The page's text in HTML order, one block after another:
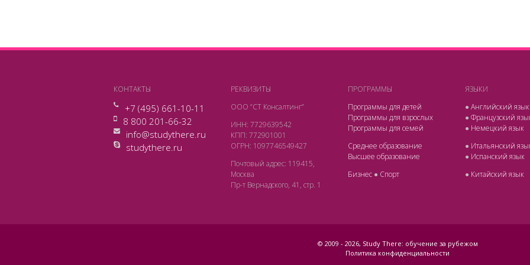
КОНТАКТЫ
+7 (495) 661-10-11
8 800 201-66-32
info@studythere.ru
studythere.ru
РЕКВИЗИТЫ
ООО “СТ Консалтинг”
ИНН: 7729639542
КПП: 772901001
ОГРН: 1097746549427
Почтовый адрес: 119415,
Москва
Пр-т Вернадского, 41, стр. 1
ПРОГРАММЫ
Программы для детей
Программы для взрослых
Программы для семей
Среднее образование
Высшее образование
Бизнес ● Спорт
ЯЗЫКИ
●Английский язык
●Французский
● Немецкий язык
● Итальянский
● Испанский язык
● Китайский язык
© 2009 - 2026, Study There: обучение за рубежом
Политика конфиденциальности